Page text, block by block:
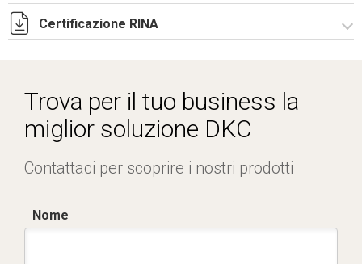
Lettera di esenzione EAC armadi CQE e CAE.pdf
Certificazione RINA
Trova per il tuo business la
miglior soluzione DKC
Contattaci per scoprire i nostri prodotti
Nome